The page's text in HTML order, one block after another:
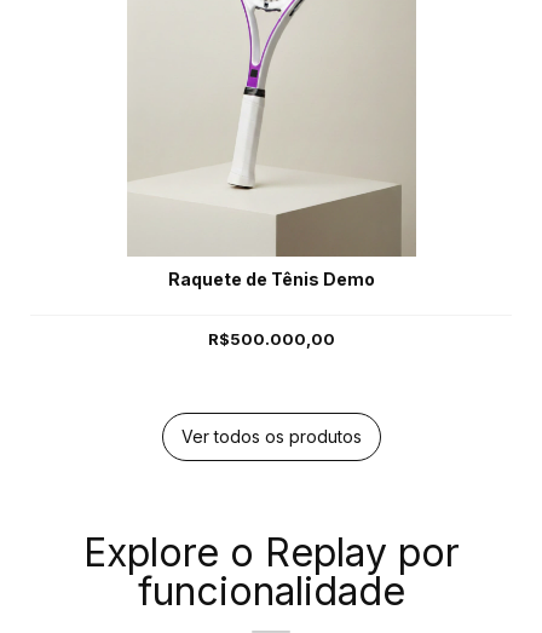
Raquete de Tênis Demo
R$500.000,00
Ver todos os produtos
Explore o Replay por
funcionalidade